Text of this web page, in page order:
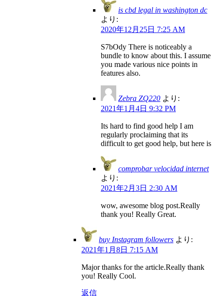
is cbd legal in washington dc
より:
2020年12月25日 7:25 AM
S7bOdy There is noticeably a
bundle to know about this. I assume
you made various nice points in
features also.
Zebra ZQ220 より:
2021年1月4日 9:32 PM
Its hard to find good help I am
regularly proclaiming that its
difficult to get good help, but here is
comprobar velocidad internet
より:
2021年2月3日 2:30 AM
wow, awesome blog post.Really
thank you! Really Great.
buy Instagram followers より:
2021年1月8日 7:15 AM
Major thanks for the article.Really thank
you! Really Cool.
返信